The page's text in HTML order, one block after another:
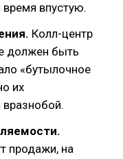
впустую.
Колл-центр
должен быть
«бутылочное
их
продажи, на